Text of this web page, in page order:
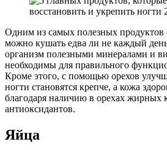
Одним из самых полезных продуктов
можно кушать едва ли не каждый
организм полезными минералами и
необходимы для правильного
Кроме этого, с помощью орехов
ногти становятся крепче, а кожа
благодаря наличию в орехах жирных
антиоксидантов.
Яйца